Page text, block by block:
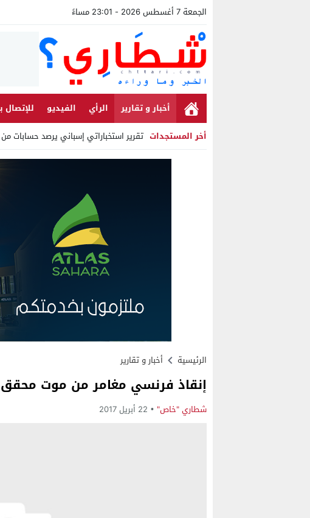
الجمعة 7 أغسطس 2026 - 23:01 مساءً
أخبار و تقارير الرأي الفيديو
للإتصال
أخر المستجدات تقرير استخباراتي إسباني يرصد حسابات من
Stop
الرئيسية أخبار و تقارير
إنقاذ فرنسي مغامر من موت محقق
شطاري "خاص" 22 أبريل 2017